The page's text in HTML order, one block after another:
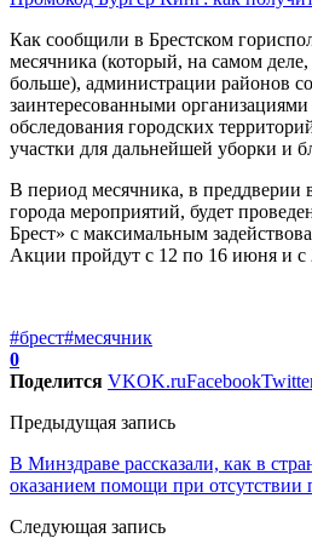
Как сообщили в Брестском
месячника (который, на самом деле,
больше), администрации районов
заинтересованными организациями
обследования городских
участки для дальнейшей уборки и
В период месячника, в
города мероприятий, будет
Брест» с максимальным
Акции пройдут с 12 по 16 июня и с
#брест#месячник
0
Поделится VKOK.ruFacebook
Предыдущая запись
В Минздраве рассказали, как в
оказанием помощи при отсутствии
Следующая запись